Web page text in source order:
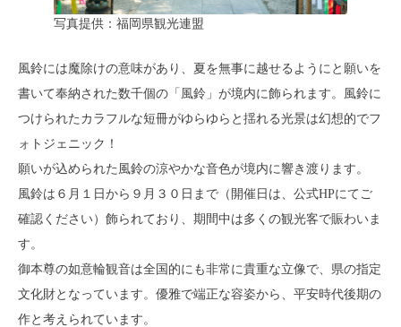
写真提供：福岡県観光連盟
風鈴には魔除けの意味があり、夏を無事に越せるようにと願いを
書いて奉納された数千個の「風鈴」が境内に飾られます。風鈴に
つけられたカラフルな短冊がゆらゆらと揺れる光景は幻想的でフ
ォトジェニック！
願いが込められた風鈴の涼やかな音色が境内に響き渡ります。
風鈴は６月１日から９月３０日まで（開催日は、公式HPにてご
確認ください）飾られており、期間中は多くの観光客で賑わいま
す。
御本尊の如意輪観音は全国的にも非常に貴重な立像で、県の指定
文化財となっています。優雅で端正な容姿から、平安時代後期の
作と考えられています。